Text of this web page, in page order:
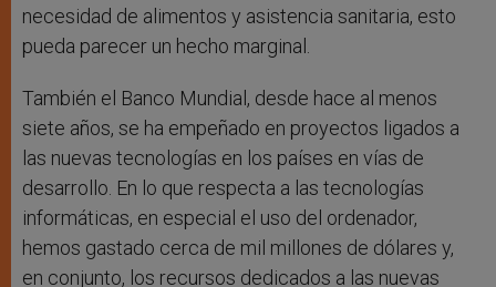
necesidad de alimentos y asistencia sanitaria, esto
pueda parecer un hecho marginal.
También el Banco Mundial, desde hace al menos
siete años, se ha empeñado en proyectos ligados a
las nuevas tecnologías en los países en vías de
desarrollo. En lo que respecta a las tecnologías
informáticas, en especial el uso del ordenador,
hemos gastado cerca de mil millones de dólares y,
en conjunto, los recursos dedicados a las nuevas